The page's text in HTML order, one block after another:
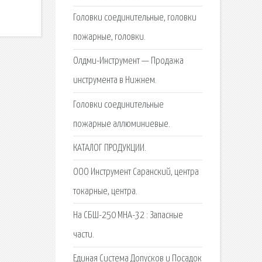
Головки соединительные, головки
пожарные, головки.
Олдми-Инструмент — Продажа
инструмента в Нижнем.
Головки соединительные
пожарные аллюминиевые.
КАТАЛОГ ПРОДУКЦИИ.
ООО Инструмент Саранский, центра
токарные, центра.
На СБШ-250 МНА-32 : Запасные
части.
Единая Система Допусков и Посадок